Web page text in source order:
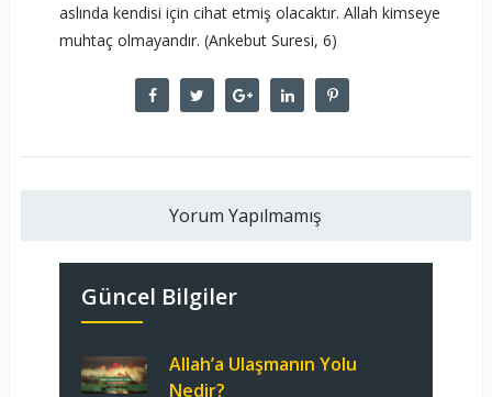
aslında kendisi için cihat etmiş olacaktır. Allah kimseye
muhtaç olmayandır. (Ankebut Suresi, 6)
Yorum Yapılmamış
Güncel Bilgiler
Allah’a Ulaşmanın Yolu
Nedir?